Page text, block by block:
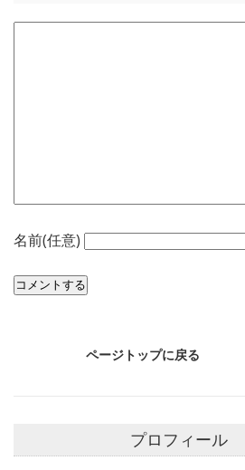
名前(任意)
ページトップに戻る
プロフィール